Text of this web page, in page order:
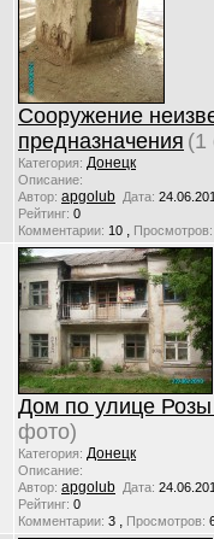
Сооружение
предназначения (1
Категория: Донецк
Описание:
Автор: apgolub Дата:
Рейтинг: 0
Комментарии: 10 , Просмотров:
Дом по улице
фото)
Категория: Донецк
Описание:
Автор: apgolub Дата:
Рейтинг: 0
Комментарии: 3 , Просмотров: